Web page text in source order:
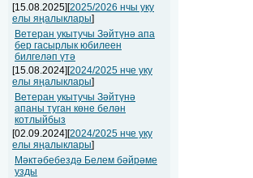
[15.08.2025][2025/2026 нчы уку
елы яңалыклары]
Ветеран укытучы Зәйтүнә апа
бер гасырлык юбилеен
билгеләп үтә
[15.08.2024][2024/2025 нче уку
елы яңалыклары]
Ветеран укытучы Зәйтүнә
апаны туган көне белән
котлыйбыз
[02.09.2024][2024/2025 нче уку
елы яңалыклары]
Мәктәбебездә Белем бәйрәме
узды